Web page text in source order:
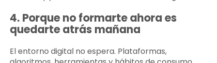
4. Porque no formarte ahora es
quedarte atrás mañana
El entorno digital no espera. Plataformas,